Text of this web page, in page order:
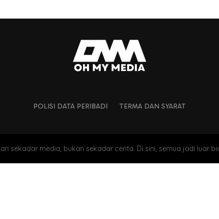
POLISI DATA PERIBADI TERMA DAN SYARAT
sekadar media, bukan sekadar cerita. Di sini, semua jadi luar